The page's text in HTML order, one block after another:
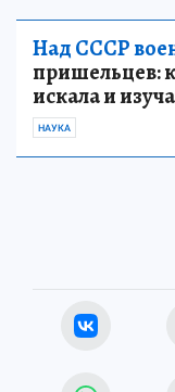
Над СССР
пришельцев:
искала и
НАУКА